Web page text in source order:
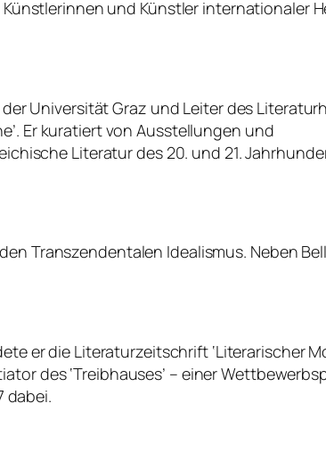
und Künstler internationaler
Universität Graz und Leiter des
Er kuratiert von Ausstellungen und
Literatur des 20. und 21.
Transzendentalen Idealismus. Neben
er die Literaturzeitschrift ‘Literarischer
des ‘Treibhauses’ – einer
dabei.